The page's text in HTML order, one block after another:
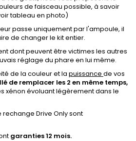
de faisceau possible, à savoir
tableau en photo)
passe uniquement par l'ampoule, il
de changer le kit entier.
dont peuvent être victimes les autres
réglage du phare en lui même.
de la couleur et la puissance de vos
de remplacer les 2 en même temps,
xénon évoluant légèrement dans le
Drive Only sont
garanties 12 mois.